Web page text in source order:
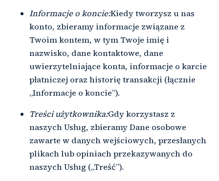
Informacje o koncie:Kiedy tworzysz u nas
konto, zbieramy informacje związane z
Twoim kontem, w tym Twoje imię i
nazwisko, dane kontaktowe, dane
uwierzytelniające konta, informacje o karcie
płatniczej oraz historię transakcji (łącznie
„Informacje o koncie”).
Treści użytkownika:Gdy korzystasz z
naszych Usług, zbieramy Dane osobowe
zawarte w danych wejściowych, przesłanych
plikach lub opiniach przekazywanych do
naszych Usług („Treść”).